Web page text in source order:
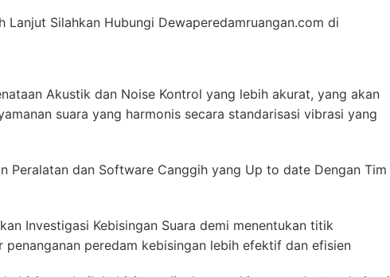
Lanjut Silahkan Hubungi Dewaperedamruangan.com di
Akustik dan Noise Kontrol yang lebih akurat, yang akan
suara yang harmonis secara standarisasi vibrasi yang
Peralatan dan Software Canggih yang Up to date Dengan Tim
Investigasi Kebisingan Suara demi menentukan titik
penanganan peredam kebisingan lebih efektif dan efisien